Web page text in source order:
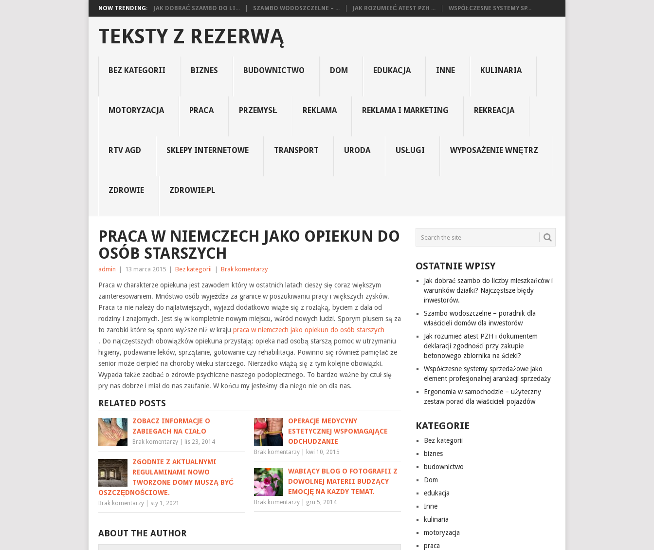
NOW TRENDING: JAK DOBRAĆ SZAMBO DO LI... SZAMBO WODOSZCZELNE – ... JAK ROZUMIEĆ ATEST PZH ... WSPÓŁCZESNE SYSTEMY SP...
TEKSTY Z REZERWĄ
BEZ KATEGORII BIZNES BUDOWNICTWO DOM EDUKACJA INNE KULINARIA
MOTORYZACJA PRACA PRZEMYSŁ REKLAMA REKLAMA I MARKETING REKREACJA
RTV AGD SKLEPY INTERNETOWE TRANSPORT URODA USŁUGI WYPOSAŻENIE WNĘTRZ
ZDROWIE ZDROWIE.PL
PRACA W NIEMCZECH JAKO OPIEKUN DO
OSÓB STARSZYCH
admin 13 marca 2015 Bez kategorii Brak komentarzy
Praca w charakterze opiekuna jest zawodem który w ostatnich latach cieszy się coraz większym
zainteresowaniem. Mnóstwo osób wyjeżdża za granice w poszukiwaniu pracy i większych zysków.
Praca ta nie należy do najłatwiejszych, wyjazd dodatkowo wiąże się z rozłąką, byciem z dala od
rodziny i znajomych. Jest się w kompletnie nowym miejscu, wśród nowych ludzi. Sporym plusem są za
to zarobki które są sporo wyższe niż w kraju praca w niemczech jako opiekun do osób starszych
. Do najczęstszych obowiązków opiekuna przystają: opieka nad osobą starszą pomoc w utrzymaniu
higieny, podawanie leków, sprzątanie, gotowanie czy rehabilitacja. Powinno się również pamiętać że
senior może cierpieć na choroby wieku starczego. Nierzadko wiążą się z tym kolejne obowiązki.
Wypada także zadbać o zdrowie psychiczne naszego podopiecznego. To bardzo ważne by czuł się
pry nas dobrze i miał do nas zaufanie. W końcu my jesteśmy dla niego nie on dla nas.
RELATED POSTS
ZOBACZ INFORMACJE O
ZABIEGACH NA CIAŁO
Brak komentarzy lis 23, 2014
OPERACJE MEDYCYNY
ESTETYCZNEJ WSPOMAGAJĄCE
ODCHUDZANIE
Brak komentarzy kwi 10, 2015
ZGODNIE Z AKTUALNYMI
REGULAMINAMI NOWO
TWORZONE DOMY MUSZĄ BYĆ
OSZCZĘDNOŚCIOWE.
Brak komentarzy sty 1, 2021
WABIĄCY BLOG O FOTOGRAFII Z
DOWOLNEJ MATERII BUDZĄCY
EMOCJĘ NA KAZDY TEMAT.
Brak komentarzy gru 5, 2014
ABOUT THE AUTHOR
OSTATNIE WPISY
Jak dobrać szambo do liczby mieszkańców i
warunków działki? Najczęstsze błędy
inwestorów.
Szambo wodoszczelne – poradnik dla
właścicieli domów dla inwestorów
Jak rozumieć atest PZH i dokumentem
deklaracji zgodności przy zakupie
betonowego zbiornika na ścieki?
Współczesne systemy sprzedażowe jako
element profesjonalnej aranżacji sprzedaży
Ergonomia w samochodzie – użyteczny
zestaw porad dla właścicieli pojazdów
KATEGORIE
Bez kategorii
biznes
budownictwo
Dom
edukacja
Inne
kulinaria
motoryzacja
praca